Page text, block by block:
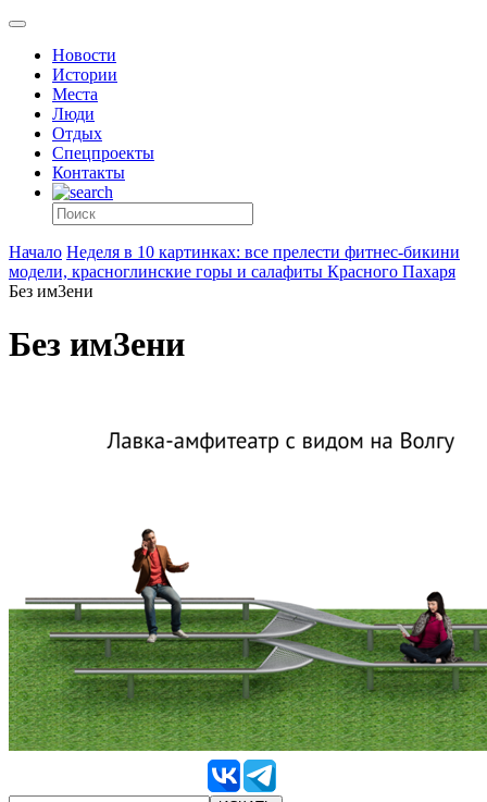
Новости
Истории
Места
Люди
Отдых
Спецпроекты
Контакты
Начало Неделя в 10 картинках: все прелести фитнес-бикини
модели, красноглинские горы и салафиты Красного Пахаря
Без им3ени
Без им3ени